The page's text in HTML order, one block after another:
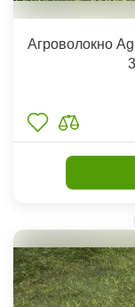
Агроволокно